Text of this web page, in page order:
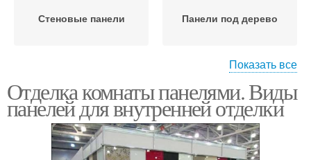
Стеновые панели Панели под дерево
Деревянные панели Панели для стен
Показать все
Отделка комнаты панелями. Виды
панелей для внутренней отделки